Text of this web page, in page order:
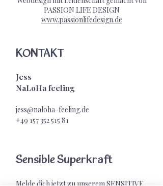
PASSION LIFE DESIGN
www.passionlifedesign.de
KONTAKT
Jess
NaLoHa feeling
jess@naloha-feeling.de
+49 157 352 515 81
Sensible Superkraft
Melde dich jetzt zu unserem SENSITIVE